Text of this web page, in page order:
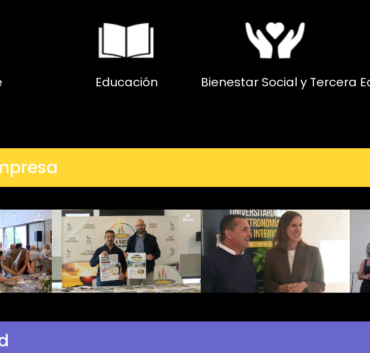
Educación Bienestar Social y Tercera